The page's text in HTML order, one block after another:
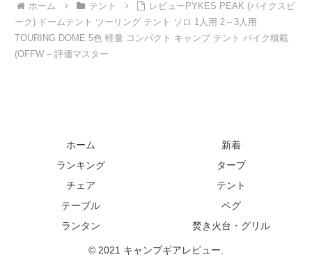
ホーム テント
レビューPYKES PEAK (パイクスピ
ーク) ドームテント ツーリング テント ソロ 1人用 2～3人用
TOURING DOME 5色 軽量 コンパクト キャンプ テント バイク積載
(OFFW – 評価マスター
ホーム
新着
ランキング
タープ
チェア
テント
テーブル
ペグ
ランタン
焚き火台・グリル
© 2021 キャンプギアレビュー.